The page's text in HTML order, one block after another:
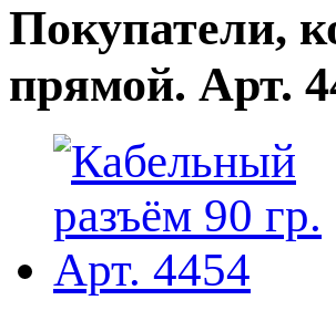
Покупатели,
прямой. Арт.